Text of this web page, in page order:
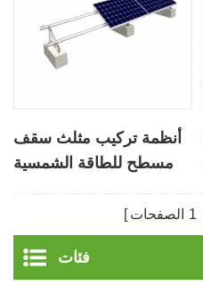
أنظمة تركيب مثلث سقف
مسطح للطاقة الشمسية
1 الصفحات
فئات